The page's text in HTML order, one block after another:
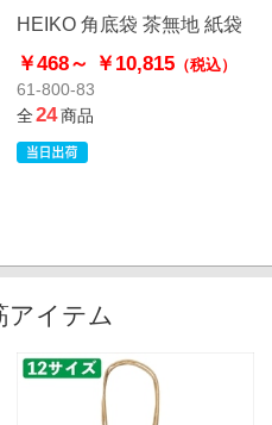
HEIKO 角底袋 茶無地 紙袋
￥468～ ￥10,815（税込）
61-800-83
全24商品
アイテム